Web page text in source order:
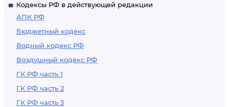
Кодексы РФ в действующей редакции
АПК РФ
Бюджетный кодекс
Водный кодекс РФ
Воздушный кодекс РФ
ГК РФ часть 1
ГК РФ часть 2
ГК РФ часть 3